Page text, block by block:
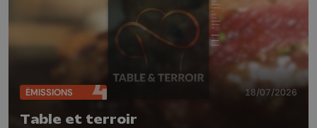
ÉMISSIONS 18/07/2026
Table et terroir